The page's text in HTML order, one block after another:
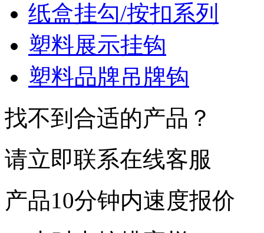
纸盒挂勾/按扣系列
塑料展示挂钩
塑料品牌吊牌钩
找不到合适的产品？
请立即联系在线客服
产品10分钟内速度报价